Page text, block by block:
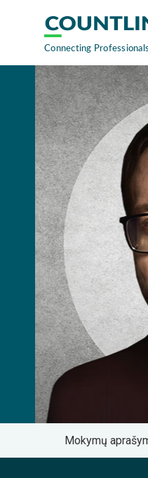
Mokymų